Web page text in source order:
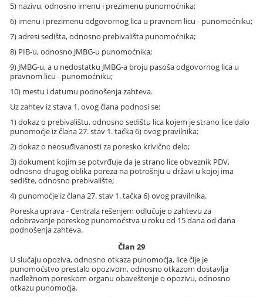
5) nazivu, odnosno imenu i prezimenu punomoćnika;
6) imenu i prezimenu odgovornog lica u pravnom licu - punomoćniku;
7) adresi sedišta, odnosno prebivališta punomoćnika;
8) PIB-u, odnosno JMBG-u punomoćnika;
9) JMBG-u, a u nedostatku JMBG-a broju pasoša odgovornog lica u
pravnom licu - punomoćniku;
10) mestu i datumu podnošenja zahteva.
Uz zahtev iz stava 1. ovog člana podnosi se:
1) dokaz o prebivalištu, odnosno sedištu lica kojem je strano lice dalo
punomoćje iz člana 27. stav 1. tačka 6) ovog pravilnika;
2) dokaz o neosuđivanosti za poresko krivično delo;
3) dokument kojim se potvrđuje da je strano lice obveznik PDV,
odnosno drugog oblika poreza na potrošnju u državi u kojoj ima
sedište, odnosno prebivalište;
4) punomoćje iz člana 27. stav 1. tačka 6) ovog pravilnika.
Poreska uprava - Centrala rešenjem odlučuje o zahtevu za
odobravanje poreskog punomoćstva u roku od 15 dana od dana
podnošenja zahteva.
Član 29
U slučaju opoziva, odnosno otkaza punomoćja, lice čije je
punomoćstvo prestalo opozivom, odnosno otkazom dostavlja
nadležnom poreskom organu obaveštenje o opozivu, odnosno
otkazu punomoćja.